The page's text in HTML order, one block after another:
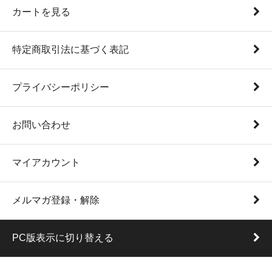
カートを見る
特定商取引法に基づく表記
プライバシーポリシー
お問い合わせ
マイアカウント
メルマガ登録・解除
PC版表示に切り替える